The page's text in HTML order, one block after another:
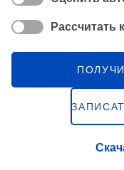
Рассчитать